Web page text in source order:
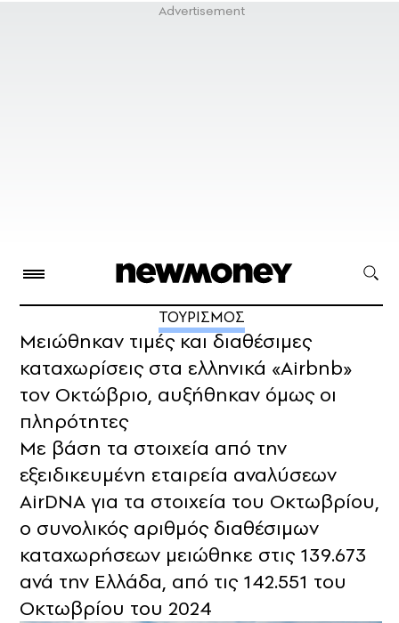
ΤΟΥΡΙΣΜΟΣ
Μειώθηκαν τιμές και διαθέσιμες
καταχωρίσεις στα ελληνικά «Airbnb»
τον Οκτώβριο, αυξήθηκαν όμως οι
πληρότητες
Με βάση τα στοιχεία από την
εξειδικευμένη εταιρεία αναλύσεων
AirDNA για τα στοιχεία του Οκτωβρίου,
ο συνολικός αριθμός διαθέσιμων
καταχωρήσεων μειώθηκε στις 139.673
ανά την Ελλάδα, από τις 142.551 του
Οκτωβρίου του 2024